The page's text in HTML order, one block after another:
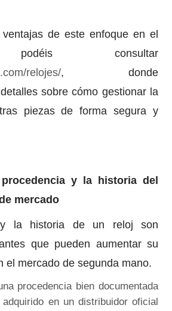
de este enfoque en el
podéis consultar
relojes/, donde
sobre cómo gestionar la
piezas de forma segura y
y la historia del
mercado
y la historia de un reloj son
que pueden aumentar su
el mercado de segunda mano.
procedencia bien documentada
en un distribuidor oficial